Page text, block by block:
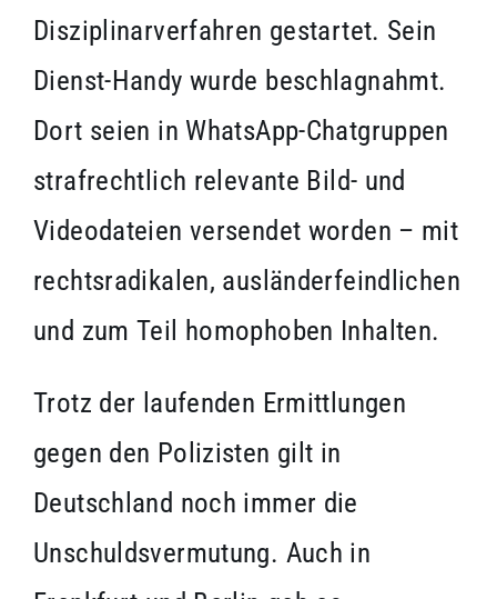
Disziplinarverfahren gestartet. Sein
Dienst-Handy wurde beschlagnahmt.
Dort seien in WhatsApp-Chatgruppen
strafrechtlich relevante Bild- und
Videodateien versendet worden – mit
rechtsradikalen, ausländerfeindlichen
und zum Teil homophoben Inhalten.
Trotz der laufenden Ermittlungen
gegen den Polizisten gilt in
Deutschland noch immer die
Unschuldsvermutung. Auch in